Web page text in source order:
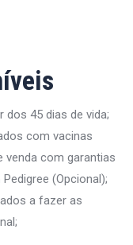
45 dias de vida;
com vacinas
com garantias
(Opcional);
a fazer as